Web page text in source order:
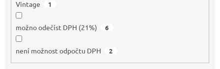
Vintage 1
možno odečíst DPH (21%) 6
není možnost odpočtu DPH 2